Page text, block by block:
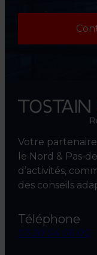
Votre
le Nord &
d’activités,
des conseils
Téléphone
03 20 04 06 00